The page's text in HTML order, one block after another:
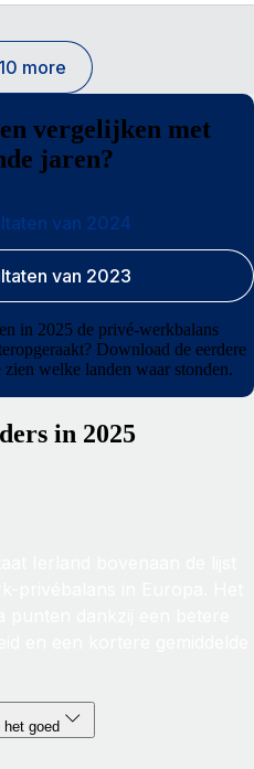
more
vergelijken met
jaren?
in 2025 de privé-werkbalans
Download de eerdere
welke landen waar stonden.
van 2024
van 2023
in 2025
goed